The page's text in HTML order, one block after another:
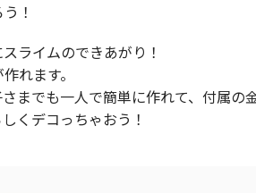
！
ライムのできあがり！
れます。
までも一人で簡単に作れて、付属
くデコっちゃおう！